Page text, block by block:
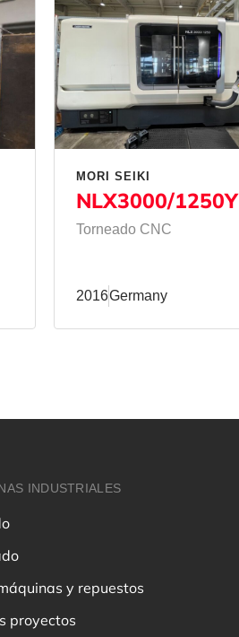
MORI SEIKI
NLX3000/1250Y
Torneado CNC
2016Germany
INDUSTRIALES
y repuestos
proyectos